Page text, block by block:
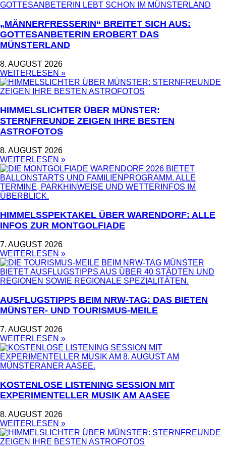
„MÄNNERFRESSERIN“ BREITET SICH AUS:
GOTTESANBETERIN EROBERT DAS
MÜNSTERLAND
8. AUGUST 2026
WEITERLESEN »
HIMMELSLICHTER ÜBER MÜNSTER:
STERNFREUNDE ZEIGEN IHRE BESTEN
ASTROFOTOS
8. AUGUST 2026
WEITERLESEN »
HIMMELSSPEKTAKEL ÜBER WARENDORF: ALLE
INFOS ZUR MONTGOLFIADE
7. AUGUST 2026
WEITERLESEN »
AUSFLUGSTIPPS BEIM NRW-TAG: DAS BIETEN
MÜNSTER- UND TOURISMUS-MEILE
7. AUGUST 2026
WEITERLESEN »
KOSTENLOSE LISTENING SESSION MIT
EXPERIMENTELLER MUSIK AM AASEE
8. AUGUST 2026
WEITERLESEN »